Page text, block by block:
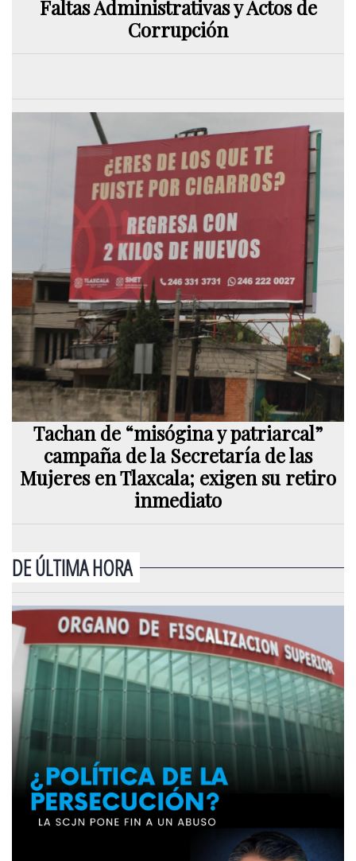
Faltas Administrativas y Actos de
Corrupción
Tachan de “misógina y patriarcal”
campaña de la Secretaría de las
Mujeres en Tlaxcala; exigen su retiro
inmediato
DE ÚLTIMA HORA